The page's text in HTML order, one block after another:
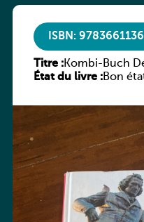
ISBN:
Titre :Kombi-Buch
Luxemburg)
État du livre :Bon